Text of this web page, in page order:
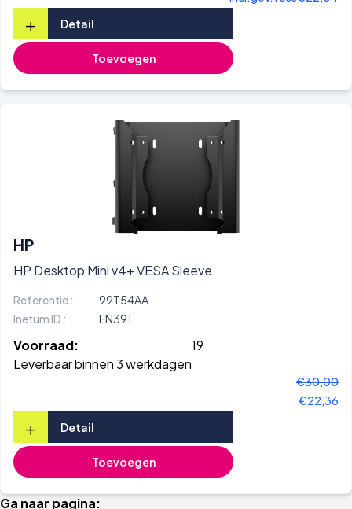
+ Detail
Toevoegen
HP
HP Desktop Mini v4+ VESA Sleeve
Referentie :
99T54AA
Inetum ID :
EN391
Voorraad:
19
Leverbaar binnen 3 werkdagen
€30,00
€22,36
+ Detail
Toevoegen
Ga naar pagina: